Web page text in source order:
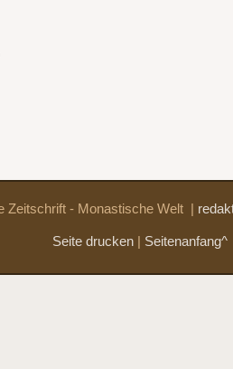
Zeitschrift - Monastische Welt
Seite drucken | Seitenanfang^